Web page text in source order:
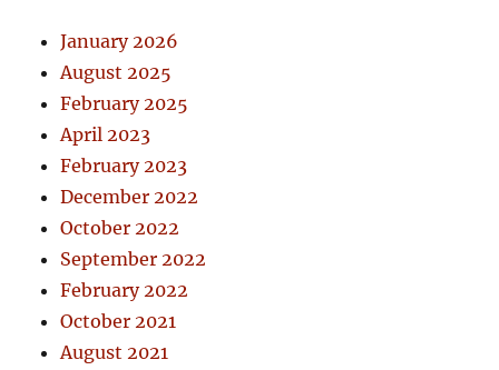
January 2026
August 2025
February 2025
April 2023
February 2023
December 2022
October 2022
September 2022
February 2022
October 2021
August 2021